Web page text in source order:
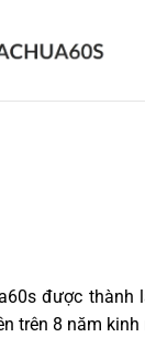
được thành
trên 8 năm